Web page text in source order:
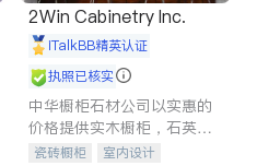
2Win Cabinetry Inc.
iTalkBB精英认证
执照已核实
中华橱柜石材公司以实惠的
价格提供实木橱柜，石英石
台面，多种优质不锈钢水
瓷砖橱柜
室内设计